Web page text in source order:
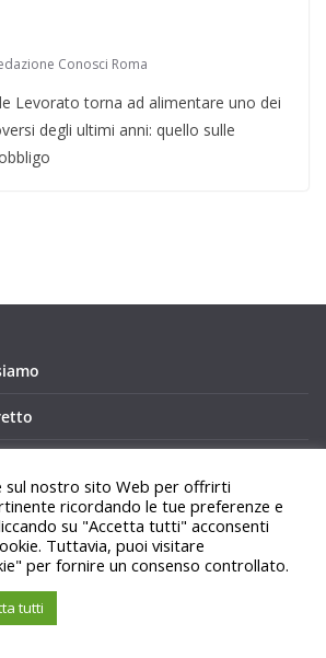
Conosci Roma
Levorato torna ad alimentare uno dei
degli ultimi anni: quello sulle
Conosci Roma
di ThemeGrill. Powered by
sul nostro sito Web per offrirti
ricordando le tue preferenze e
su "Accetta tutti" acconsenti
Tuttavia, puoi visitare
per fornire un consenso controllato.
tutti